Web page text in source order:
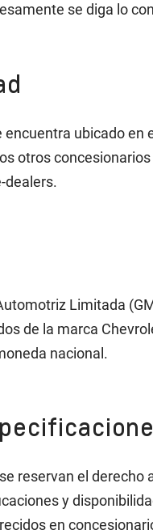
se diga lo
ubicado
otros
dealers.
Limitada
de la marca
nacional.
reservan el
y
en